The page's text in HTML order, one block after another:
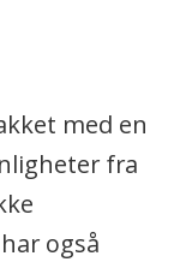
med en
fra
også